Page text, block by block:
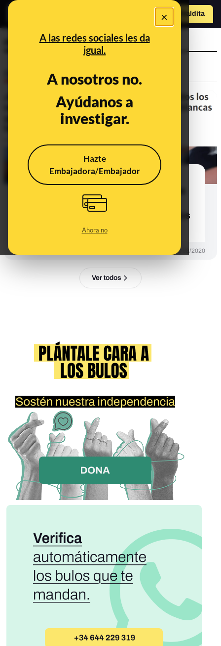
×
A las redes sociales les da
igual.
A nosotros no.
Ayúdanos a
investigar.
Hazte
Embajadora/Embajador
Ahora no
Hazte Maldita
revista feminista
No, una revista feminista no ha
de raza blanca" ni ha pedido "a las
familias blancas que adopten a niños
31/08/2020
Ver todos